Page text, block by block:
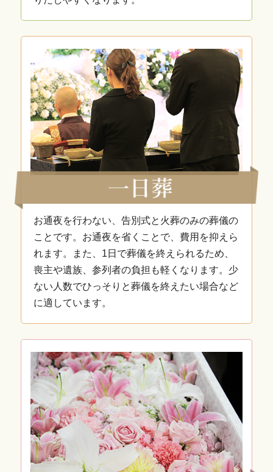
お通夜を行わない、告別式と火葬のみの葬儀の
ことです。お通夜を省くことで、費用を抑えら
れます。また、1日で葬儀を終えられるため、
喪主や遺族、参列者の負担も軽くなります。少
ない人数でひっそりと葬儀を終えたい場合など
に適しています。